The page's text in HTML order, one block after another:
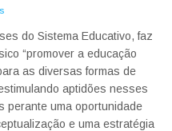
do Sistema Educativo, faz
“promover a educação
as diversas formas de
aptidões nesses
perante uma oportunidade
e uma estratégia